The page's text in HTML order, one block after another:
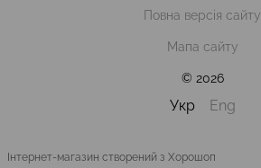
Повна версія сайту
Мапа сайту
© 2026
Укр Eng
Інтернет-магазин створений з Хорошоп